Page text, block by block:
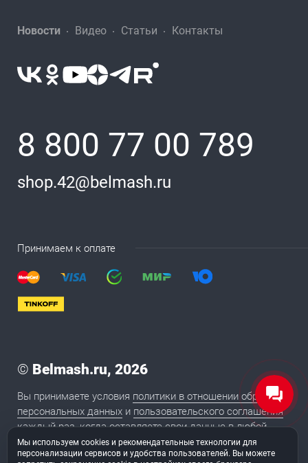
Новости Видео Статьи Контакты
8 800 77 00 789
shop.42@belmash.ru
Принимаем к оплате
© Belmash.ru, 2026
Вы принимаете условия политики в отношении обработки
персональных данных и пользовательского соглашения
каждый раз, когда оставляете свои данные в любой
форме обратной связи на сайте BELMASH.RU
Мы используем cookies и рекомендательные технологии для
персонализации сервисов и удобства пользователей. Вы можете